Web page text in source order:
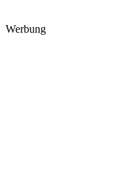
Werbung